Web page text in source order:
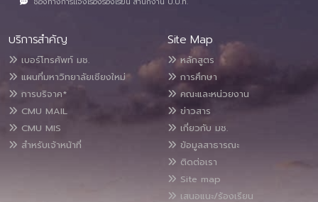
บริการสำคัญ
เบอร์โทรศัพท์ มช.
แผนที่มหาวิทยาลัยเชียงใหม่
การบริจาค*
CMU MAIL
CMU MIS
สำหรับเจ้าหน้าที่
Site Map
หลักสูตร
การศึกษา
คณะและหน่วยงาน
ข่าวสาร
เกี่ยวกับ มช.
ข้อมูลสาธารณะ
ติดต่อเรา
Site map
เสนอแนะ/ร้องเรียน